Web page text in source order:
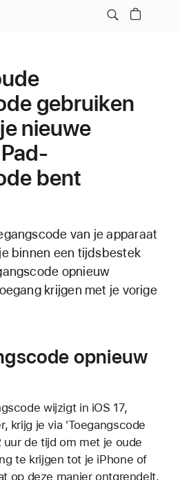
gebruiken
nieuwe
bent
van je apparaat
binnen een tijdsbestek
opnieuw
krijgen met je vorige
opnieuw
wijzigt in iOS 17,
krijg je via 'Toegangscode
de tijd om met je oude
te krijgen tot je iPhone of
op deze manier ontgrendelt,